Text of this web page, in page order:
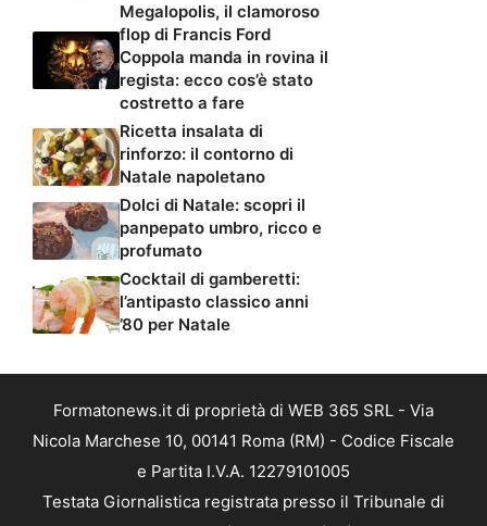
Megalopolis, il clamoroso
flop di Francis Ford
Coppola manda in rovina il
regista: ecco cos’è stato
costretto a fare
Ricetta insalata di
rinforzo: il contorno di
Natale napoletano
Dolci di Natale: scopri il
panpepato umbro, ricco e
profumato
Cocktail di gamberetti:
l’antipasto classico anni
’80 per Natale
Formatonews.it di proprietà di WEB 365 SRL - Via
Nicola Marchese 10, 00141 Roma (RM) - Codice Fiscale
e Partita I.V.A. 12279101005
Testata Giornalistica registrata presso il Tribunale di